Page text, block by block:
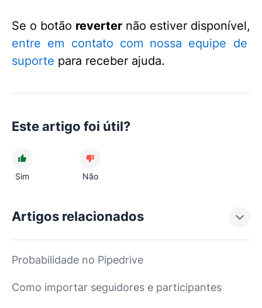
Se o botão reverter não estiver disponível,
entre em contato com nossa equipe de
suporte para receber ajuda.
Este artigo foi útil?
Sim Não
Artigos relacionados
Probabilidade no Pipedrive
Como importar seguidores e participantes